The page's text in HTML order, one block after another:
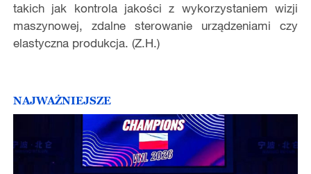
takich jak kontrola jakości z wykorzystaniem wizji
maszynowej, zdalne sterowanie urządzeniami czy
elastyczna produkcja. (Z.H.)
NAJWAŻNIEJSZE